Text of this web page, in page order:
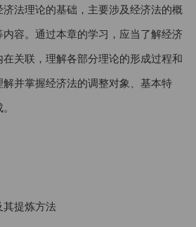
法理论的基础，主要涉及经济法的概
容。通过本章的学习，应当了解经济
关联，理解各部分理论的形成过程和
并掌握经济法的调整对象、基本特
其提炼方法